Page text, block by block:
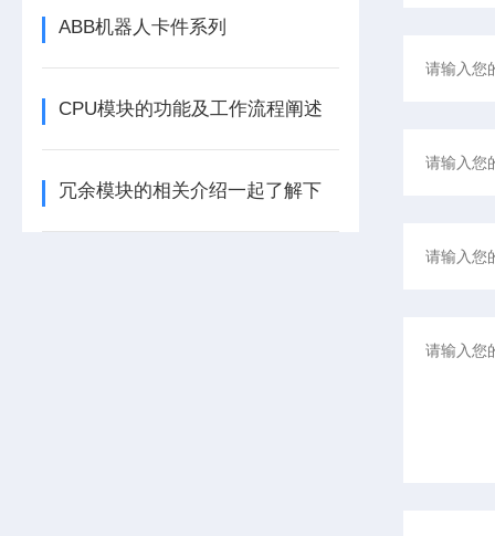
ABB机器人卡件系列
CPU模块的功能及工作流程阐述
冗余模块的相关介绍一起了解下